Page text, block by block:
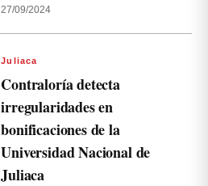
27/09/2024
Juliaca
Contraloría detecta
irregularidades en
bonificaciones de la
Universidad Nacional de
Juliaca